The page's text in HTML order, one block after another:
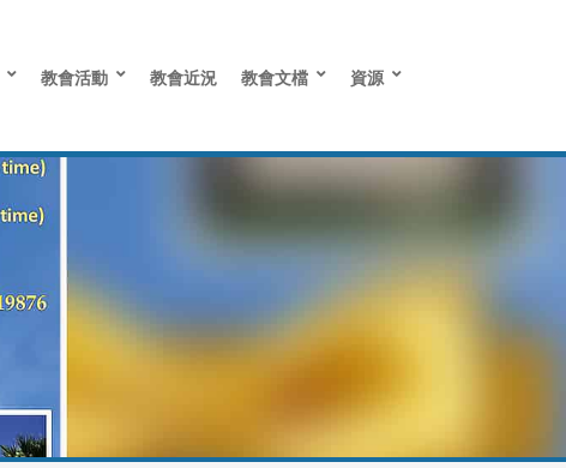
教會活動 教會近況 教會文檔 資源